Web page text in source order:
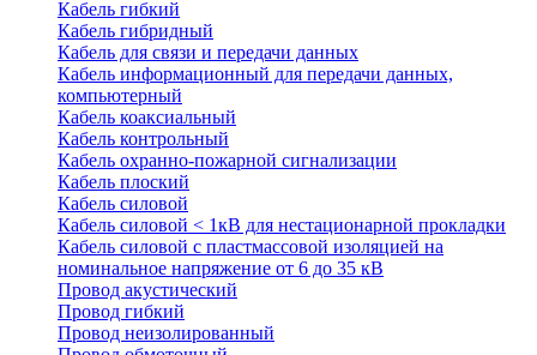
Кабель гибкий
Кабель гибридный
Кабель для связи и передачи данных
Кабель информационный для передачи данных,
компьютерный
Кабель коаксиальный
Кабель контрольный
Кабель охранно-пожарной сигнализации
Кабель плоский
Кабель силовой
Кабель силовой < 1кВ для нестационарной прокладки
Кабель силовой с пластмассовой изоляцией на
номинальное напряжение от 6 до 35 кВ
Провод акустический
Провод гибкий
Провод неизолированный